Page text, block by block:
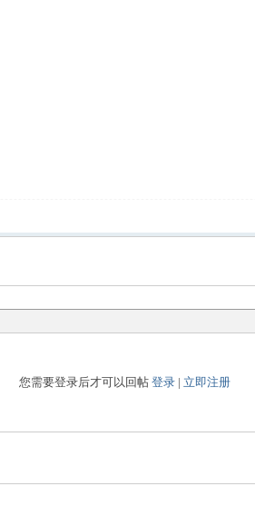
您需要登录后才可以回帖 登录| 立即注册